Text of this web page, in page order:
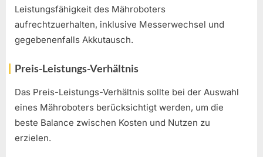
Leistungsfähigkeit des Mähroboters
aufrechtzuerhalten, inklusive Messerwechsel und
gegebenenfalls Akkutausch.
Preis-Leistungs-Verhältnis
Das Preis-Leistungs-Verhältnis sollte bei der Auswahl
eines Mähroboters berücksichtigt werden, um die
beste Balance zwischen Kosten und Nutzen zu
erzielen.